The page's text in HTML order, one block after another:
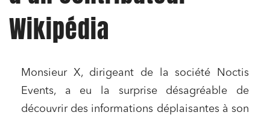
Wikipédia
Monsieur X, dirigeant de la société Noctis
Events, a eu la surprise désagréable de
découvrir des informations déplaisantes à son